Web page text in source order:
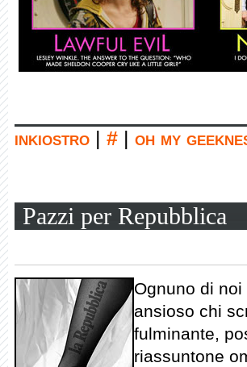
inkiostro # oh my
Pazzi per Repubblica
Ognuno di
ansioso chi
fulminante,
riassuntone